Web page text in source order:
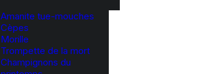
Amanite tue-mouches
Cèpes
Morille
Trompette de la mort
Champignons du